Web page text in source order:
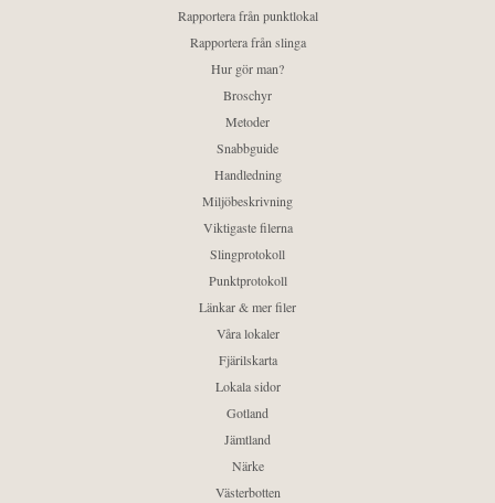
Rapportera från punktlokal
Rapportera från slinga
Hur gör man?
Broschyr
Metoder
Snabbguide
Handledning
Miljöbeskrivning
Viktigaste filerna
Slingprotokoll
Punktprotokoll
Länkar & mer filer
Våra lokaler
Fjärilskarta
Lokala sidor
Gotland
Jämtland
Närke
Västerbotten